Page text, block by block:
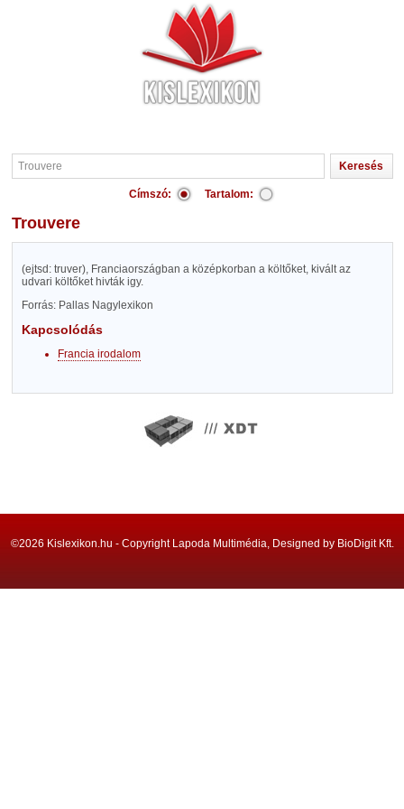
Címszó: Tartalom:
Trouvere
(ejtsd: truver), Franciaországban a középkorban a költőket, kivált az
udvari költőket hivták igy.
Forrás: Pallas Nagylexikon
Kapcsolódás
Francia irodalom
©2026 Kislexikon.hu - Copyright Lapoda Multimédia, Designed by BioDigit Kft.